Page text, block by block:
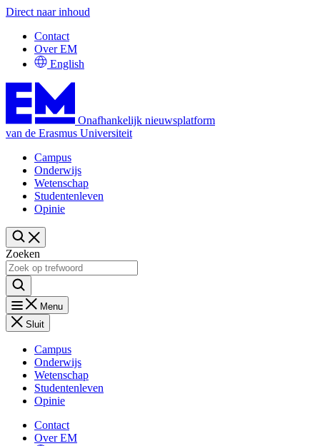
Direct naar inhoud
Contact
Over EM
English
Onafhankelijk nieuwsplatform
van de Erasmus Universiteit
Campus
Onderwijs
Wetenschap
Studentenleven
Opinie
Zoeken
Menu
Sluit
Campus
Onderwijs
Wetenschap
Studentenleven
Opinie
Contact
Over EM